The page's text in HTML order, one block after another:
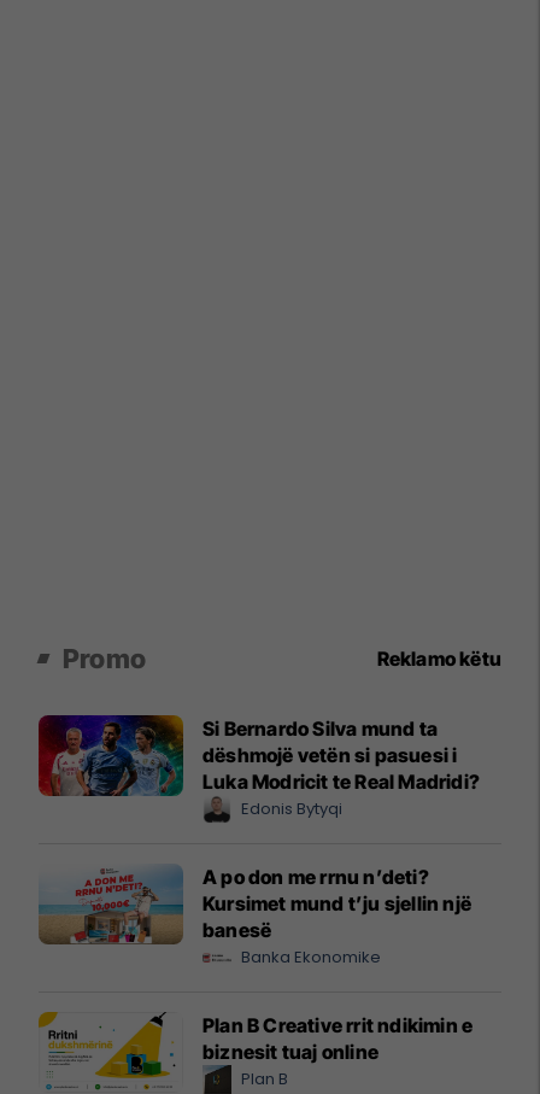
Promo Reklamo këtu
Si Bernardo Silva mund ta
dëshmojë vetën si pasuesi i
Luka Modricit te Real Madridi?
Edonis Bytyqi
A po don me rrnu n’deti?
Kursimet mund t’ju sjellin një
banesë
Banka Ekonomike
Plan B Creative rrit ndikimin e
biznesit tuaj online
Plan B